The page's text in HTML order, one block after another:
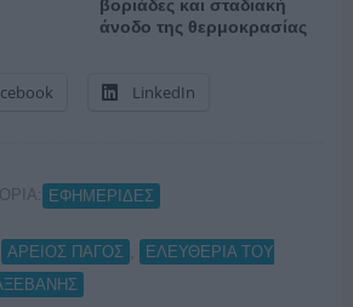
βοριάδες και σταδιακή
άνοδο της θερμοκρασίας
LinkedIn
ΕΦΗΜΕΡΙΔΕΣ
ΑΡΕΙΟΣ ΠΑΓΟΣ
ΕΛΕΥΘΕΡΙΑ ΤΟΥ